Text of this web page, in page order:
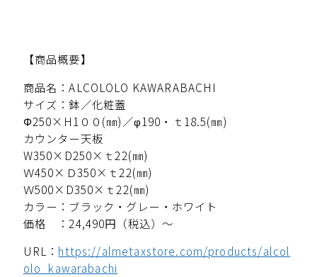
【商品概要】
商品名：ALCOLOLO KAWARABACHI
サイズ：鉢／化粧蓋
Φ250×H1００(㎜)／φ190・ｔ18.5(㎜)
カウンター天板
W350×D250×ｔ22(㎜)
Ｗ450×Ｄ350×ｔ22(㎜)
Ｗ500×D350×ｔ22(㎜)
カラー：ブラック・グレー・ホワイト
価格 ：24,490円（税込）～
URL： https://almetaxstore.com/products/alcol
olo_kawarabachi